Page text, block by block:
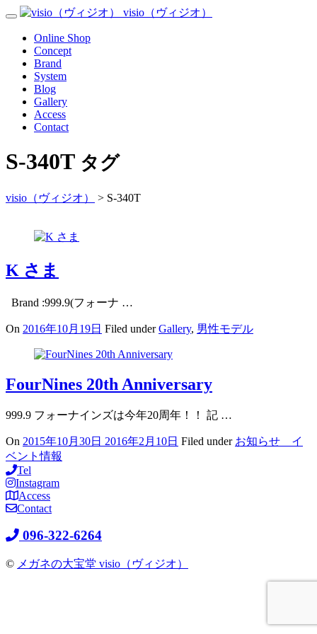
Skip
content
Toggle
Navigation
visio（ヴィジオ）
Menu
Online Shop
Concept
Brand
System
Blog
Gallery
Access
Contact
S-340T タグ
visio（ヴィジオ） > S-340T
K さま
Brand :999.9(フォーナ …
On 2016年10月19日 Filed underGallery, 男性モデル
FourNines 20th Anniversary
999.9 フォーナインズは今年20周年！！ 記 …
On 2015年10月30日 2016年2月10日 Filed under お知らせ イ
ベント情報
Tel
Instagram
Access
Contact
096-322-6264
© メガネの大宝堂 visio（ヴィジオ）